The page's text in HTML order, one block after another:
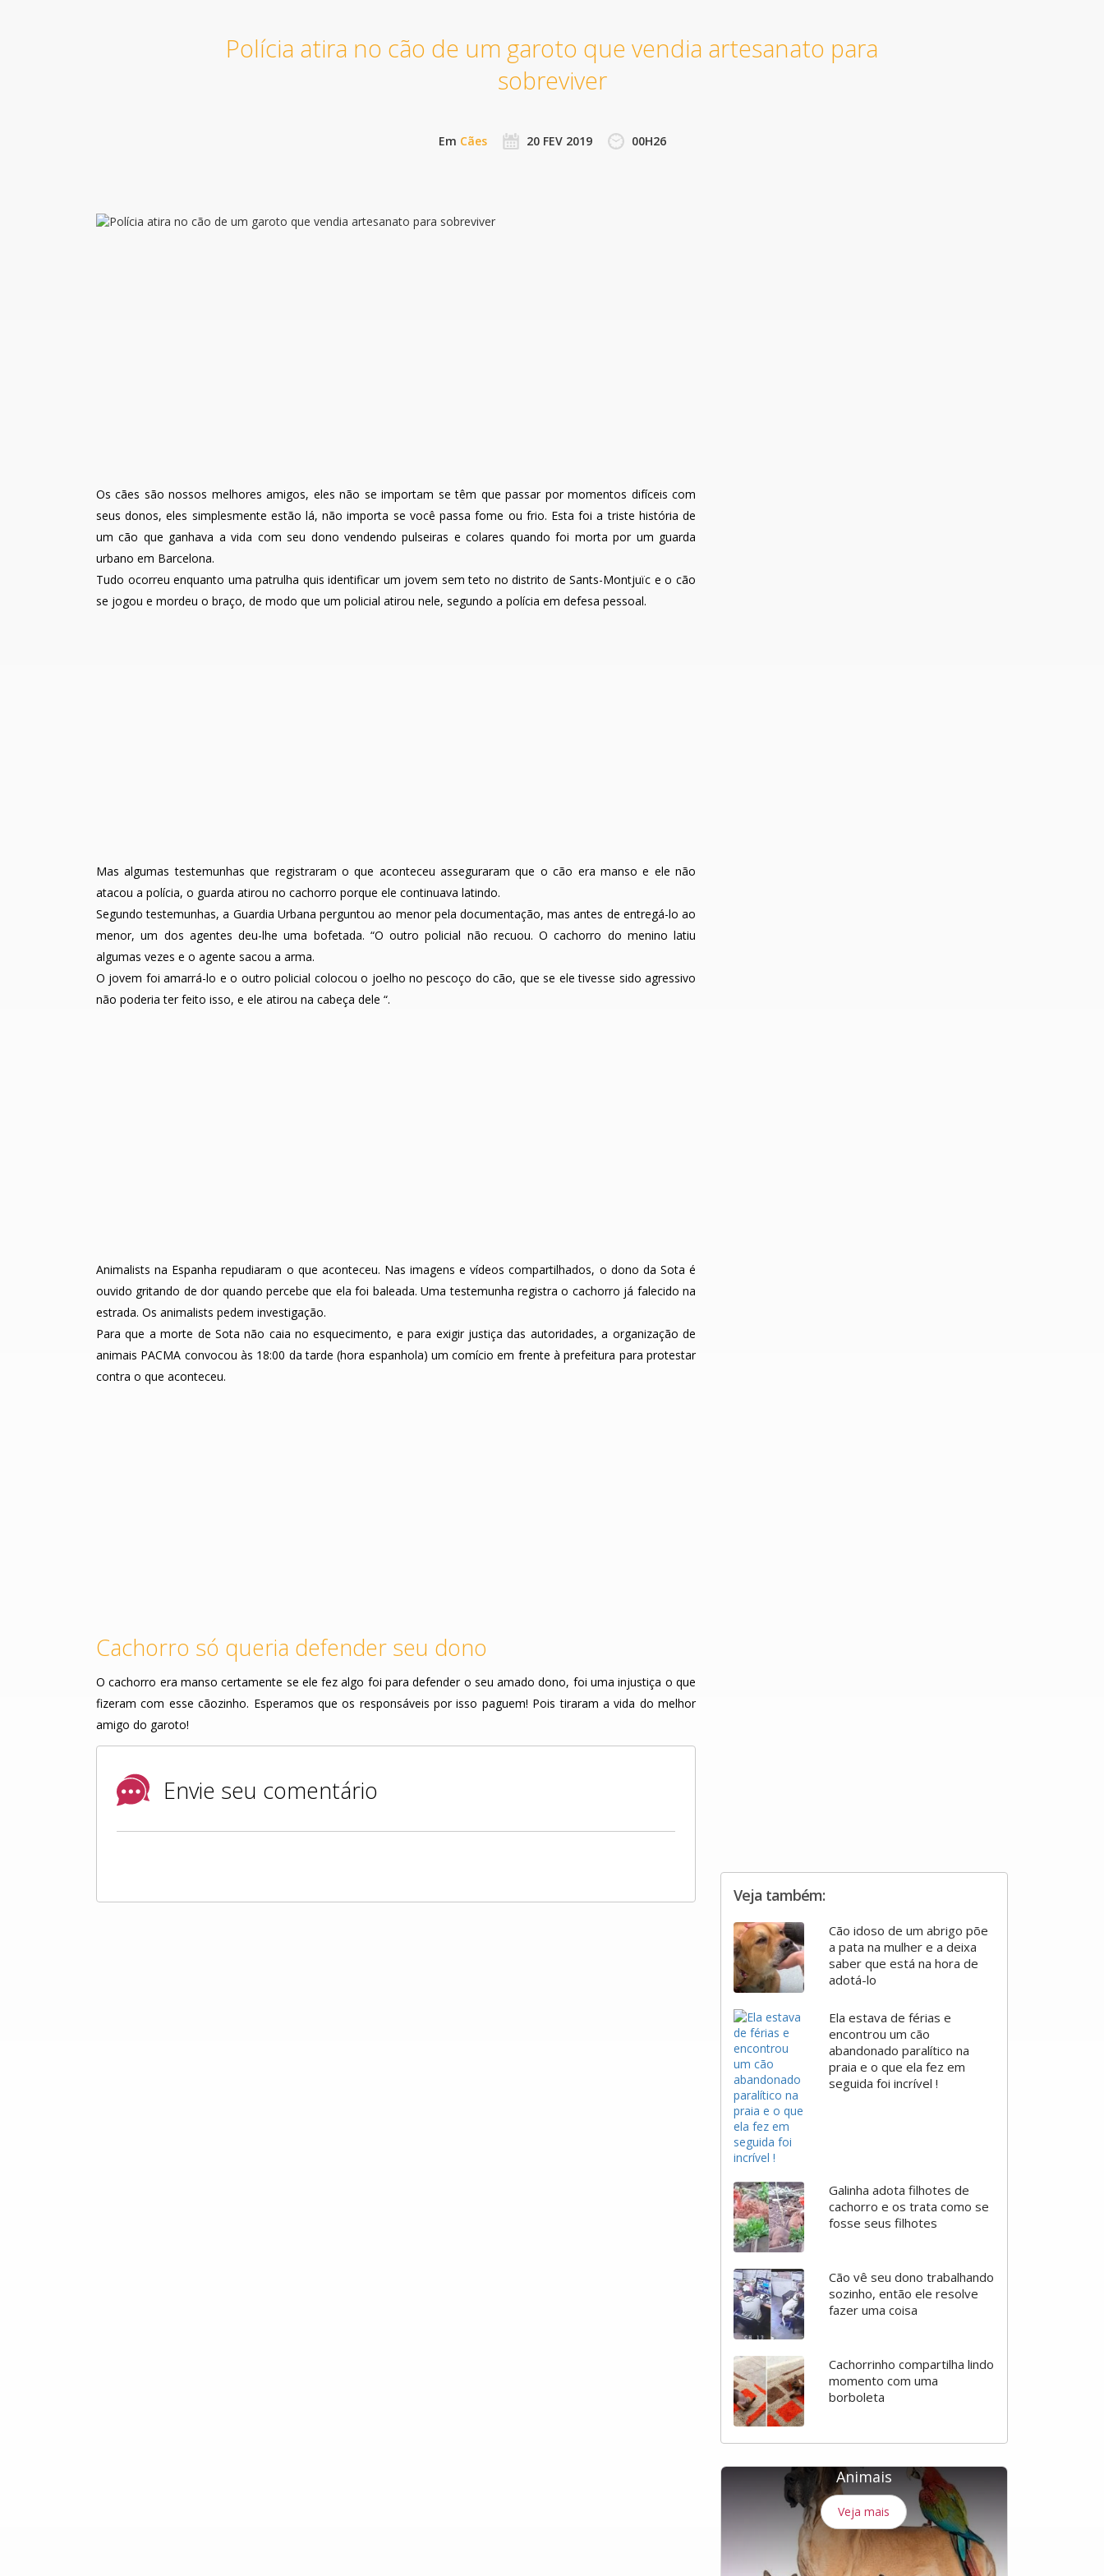
Polícia atira no cão de um garoto que vendia artesanato para
sobreviver
Em Cães 20 FEV 2019 00H26
Os cães são nossos melhores amigos, eles não se importam se têm que passar por momentos difíceis com
seus donos, eles simplesmente estão lá, não importa se você passa fome ou frio. Esta foi a triste história de
um cão que ganhava a vida com seu dono vendendo pulseiras e colares quando foi morta por um guarda
urbano em Barcelona.
Tudo ocorreu enquanto uma patrulha quis identificar um jovem sem teto no distrito de Sants-Montjuïc e o cão
se jogou e mordeu o braço, de modo que um policial atirou nele, segundo a polícia em defesa pessoal.
Mas algumas testemunhas que registraram o que aconteceu asseguraram que o cão era manso e ele não
atacou a polícia, o guarda atirou no cachorro porque ele continuava latindo.
Segundo testemunhas, a Guardia Urbana perguntou ao menor pela documentação, mas antes de entregá-lo ao
menor, um dos agentes deu-lhe uma bofetada. “O outro policial não recuou. O cachorro do menino latiu
algumas vezes e o agente sacou a arma.
O jovem foi amarrá-lo e o outro policial colocou o joelho no pescoço do cão, que se ele tivesse sido agressivo
não poderia ter feito isso, e ele atirou na cabeça dele “.
Animalists na Espanha repudiaram o que aconteceu. Nas imagens e vídeos compartilhados, o dono da Sota é
ouvido gritando de dor quando percebe que ela foi baleada. Uma testemunha registra o cachorro já falecido na
estrada. Os animalists pedem investigação.
Para que a morte de Sota não caia no esquecimento, e para exigir justiça das autoridades, a organização de
animais PACMA convocou às 18:00 da tarde (hora espanhola) um comício em frente à prefeitura para protestar
contra o que aconteceu.
Cachorro só queria defender seu dono
O cachorro era manso certamente se ele fez algo foi para defender o seu amado dono, foi uma injustiça o que
fizeram com esse cãozinho. Esperamos que os responsáveis por isso paguem! Pois tiraram a vida do melhor
amigo do garoto!
Envie seu comentário
Veja também:
Cão idoso de um abrigo põe
a pata na mulher e a deixa
saber que está na hora de
adotá-lo
Ela estava de férias e
encontrou um cão
abandonado paralítico na
praia e o que ela fez em
seguida foi incrível !
Galinha adota filhotes de
cachorro e os trata como se
fosse seus filhotes
Cão vê seu dono trabalhando
sozinho, então ele resolve
fazer uma coisa
Cachorrinho compartilha lindo
momento com uma
borboleta
Animais
Veja mais